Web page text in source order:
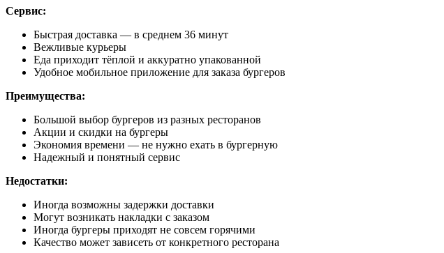
Сервис:
Быстрая доставка — в среднем 36 минут
Вежливые курьеры
Еда приходит тёплой и аккуратно упакованной
Удобное мобильное приложение для заказа бургеров
Преимущества:
Большой выбор бургеров из разных ресторанов
Акции и скидки на бургеры
Экономия времени — не нужно ехать в бургерную
Надежный и понятный сервис
Недостатки:
Иногда возможны задержки доставки
Могут возникать накладки с заказом
Иногда бургеры приходят не совсем горячими
Качество может зависеть от конкретного ресторана